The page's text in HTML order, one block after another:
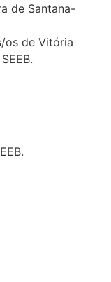
de Santana-
os de Vitória